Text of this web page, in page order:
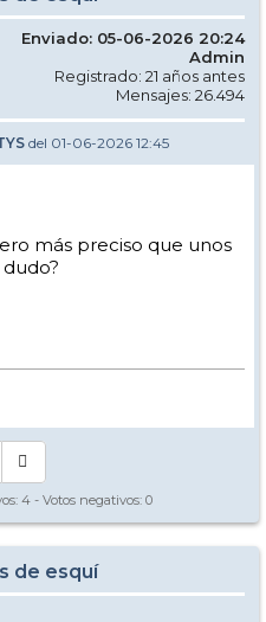
Enviado: 05-06-2026 20:24
Admin
Registrado: 21 años antes
Mensajes: 26.494
del 01-06-2026 12:45
más preciso que unos
4 - Votos negativos: 0
de esquí